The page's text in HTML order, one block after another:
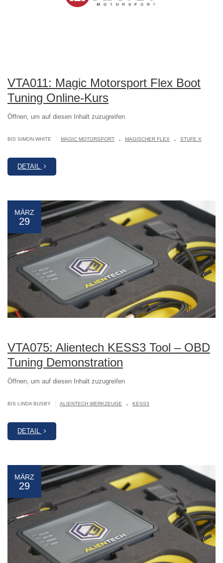
VTA011: Magic Motorsport Flex Boot
Tuning Online-Kurs
Öffnen, um auf diesen Inhalt zuzugreifen
BIS SIMON WHITE MAGIC MOTORSPORT . MAGISCHER FLEX . STUFE X
DETAIL
MÄRZ
29
VTA075: Alientech KESS3 Tool – OBD
Tuning Demonstration
Öffnen, um auf diesen Inhalt zuzugreifen
BIS LINDA BUSBY ALIENTECH WERKZEUGE . KESS3
DETAIL
MÄRZ
29